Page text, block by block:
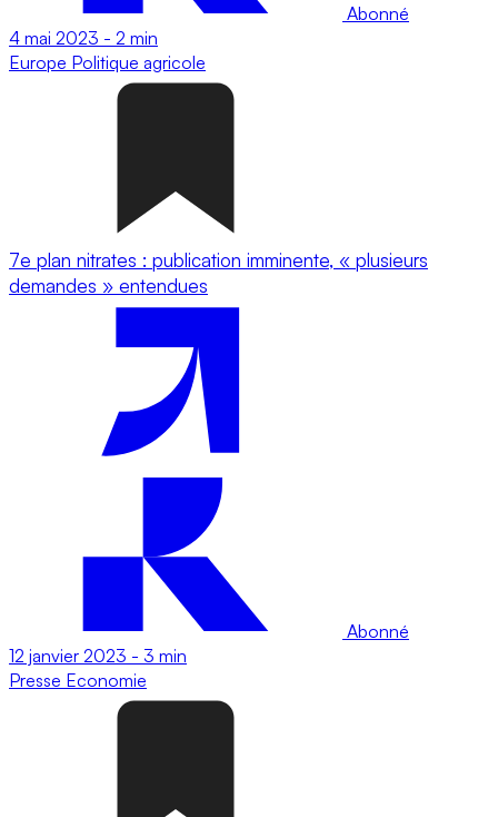
Abonné
4 mai 2023 - 2 min
Europe Politique agricole
7e plan nitrates : publication imminente, « plusieurs
demandes » entendues
Abonné
12 janvier 2023 - 3 min
Presse Economie